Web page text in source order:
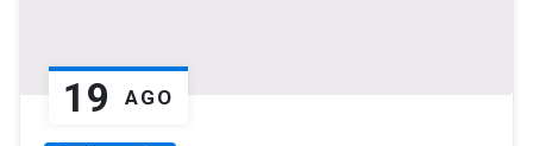
19 AGO